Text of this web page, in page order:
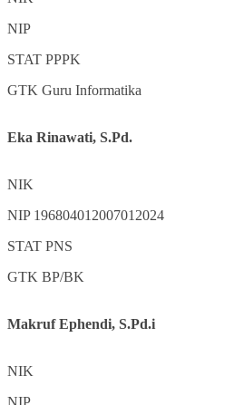
NIP
STAT PPPK
GTK Guru Informatika
Eka Rinawati, S.Pd.
NIK
NIP 196804012007012024
STAT PNS
GTK BP/BK
Makruf Ephendi, S.Pd.i
NIK
NIP